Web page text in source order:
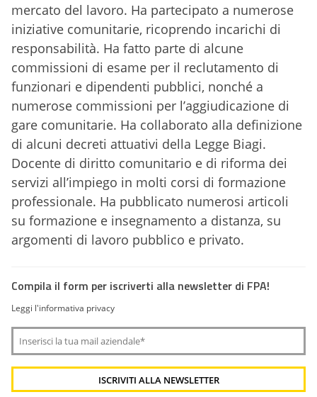
mercato del lavoro. Ha partecipato a numerose
iniziative comunitarie, ricoprendo incarichi di
responsabilità. Ha fatto parte di alcune
commissioni di esame per il reclutamento di
funzionari e dipendenti pubblici, nonché a
numerose commissioni per l’aggiudicazione di
gare comunitarie. Ha collaborato alla definizione
di alcuni decreti attuativi della Legge Biagi.
Docente di diritto comunitario e di riforma dei
servizi all’impiego in molti corsi di formazione
professionale. Ha pubblicato numerosi articoli
su formazione e insegnamento a distanza, su
argomenti di lavoro pubblico e privato.
Compila il form per iscriverti alla newsletter di FPA!
Leggi l'informativa privacy